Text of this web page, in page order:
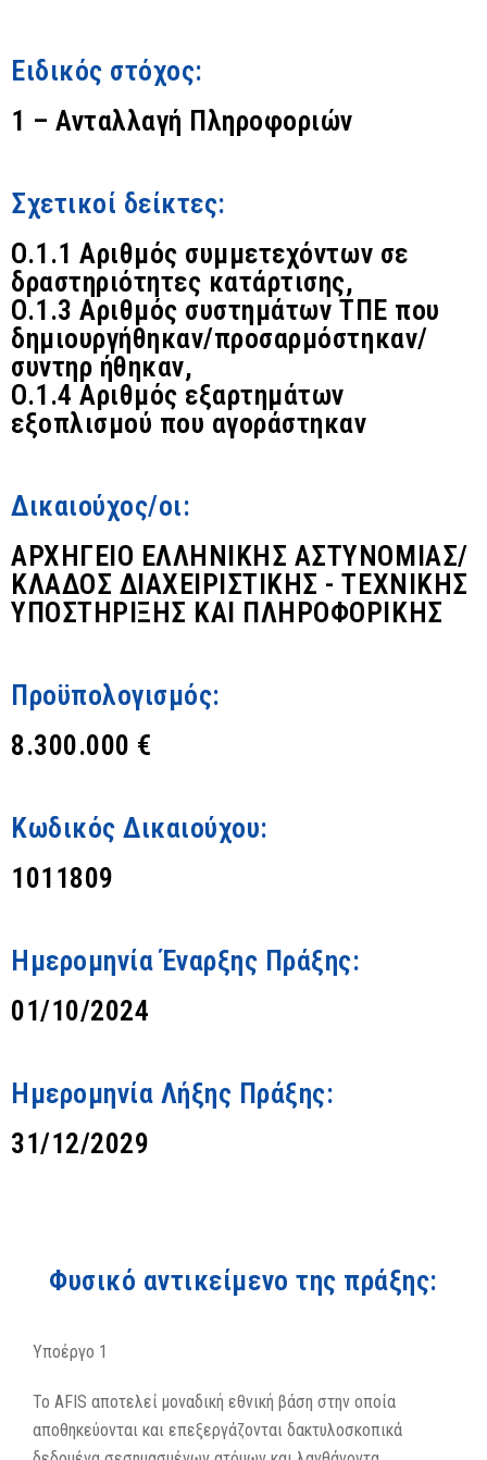
Ειδικός στόχος:
1 – Ανταλλαγή Πληροφοριών
Σχετικοί δείκτες:
O.1.1 Αριθμός συμμετεχόντων σε
δραστηριότητες κατάρτισης,
O.1.3 Αριθμός συστημάτων ΤΠΕ που
δημιουργήθηκαν/προσαρμόστηκαν/
συντηρ ήθηκαν,
O.1.4 Αριθμός εξαρτημάτων
εξοπλισμού που αγοράστηκαν
Δικαιούχος/οι:
ΑΡΧΗΓΕΙΟ ΕΛΛΗΝΙΚΗΣ ΑΣΤΥΝΟΜΙΑΣ/
ΚΛΑΔΟΣ ΔΙΑΧΕΙΡΙΣΤΙΚΗΣ - ΤΕΧΝΙΚΗΣ
ΥΠΟΣΤΗΡΙΞΗΣ ΚΑΙ ΠΛΗΡΟΦΟΡΙΚΗΣ
Προϋπολογισμός:
8.300.000 €
Κωδικός Δικαιούχου:
1011809
Ημερομηνία Έναρξης Πράξης:
01/10/2024
Ημερομηνία Λήξης Πράξης:
31/12/2029
Φυσικό αντικείμενο της πράξης:
Υποέργο 1
Το AFIS αποτελεί μοναδική εθνική βάση στην οποία
αποθηκεύονται και επεξεργάζονται δακτυλοσκοπικά